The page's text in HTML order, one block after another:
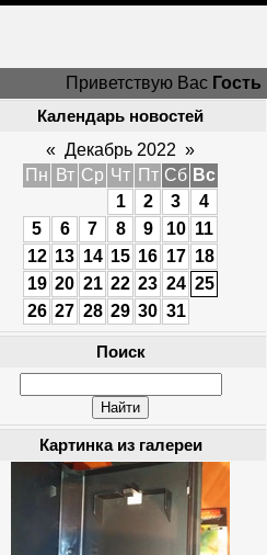
Приветствую Вас Гость
Календарь новостей
« Декабрь 2022 »
Пн
Вт Ср Чт Пт Сб Вс
1
2 3
4
5
6 7 8 9 10 11
12 13 14 15 16 17 18
19 20 21 22 23 24 25
26 27 28 29 30 31
Поиск
Картинка из галереи